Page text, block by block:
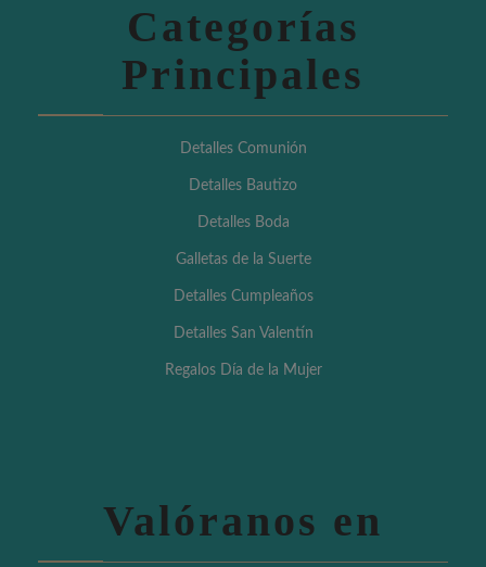
Categorías
Principales
Detalles Comunión
Detalles Bautizo
Detalles Boda
Galletas de la Suerte
Detalles Cumpleaños
Detalles San Valentín
Regalos Día de la Mujer
Valóranos en